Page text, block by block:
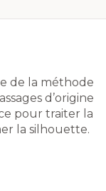
de la méthode
d’origine
pour traiter la
la silhouette.